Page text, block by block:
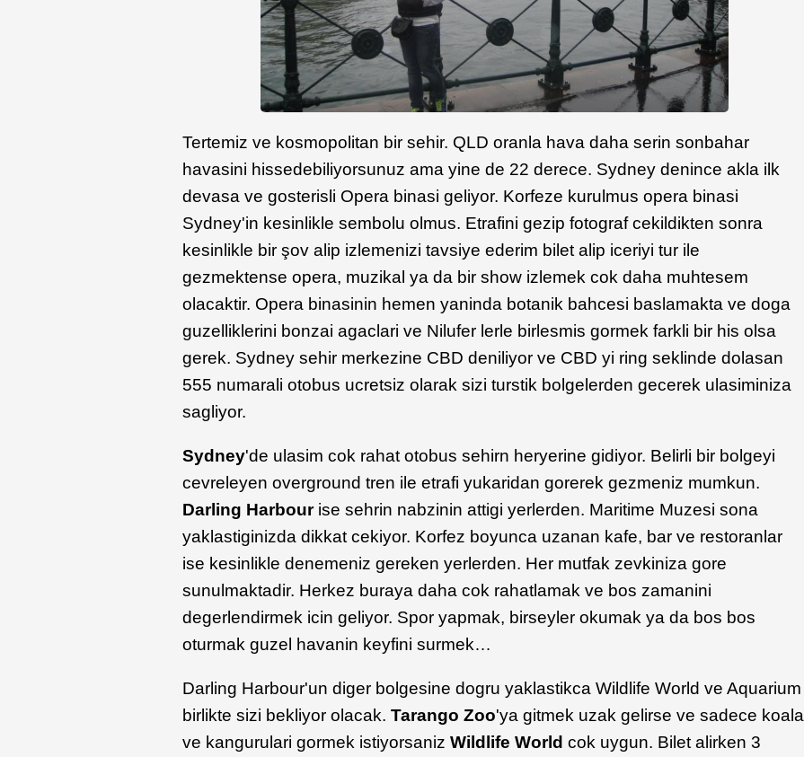
Tertemiz ve kosmopolitan bir sehir. QLD oranla hava daha serin sonbahar
havasini hissedebiliyorsunuz ama yine de 22 derece. Sydney denince akla ilk
devasa ve gosterisli Opera binasi geliyor. Korfeze kurulmus opera binasi
Sydney'in kesinlikle sembolu olmus. Etrafini gezip fotograf cekildikten sonra
kesinlikle bir şov alip izlemenizi tavsiye ederim bilet alip iceriyi tur ile
gezmektense opera, muzikal ya da bir show izlemek cok daha muhtesem
olacaktir. Opera binasinin hemen yaninda botanik bahcesi baslamakta ve doga
guzelliklerini bonzai agaclari ve Nilufer lerle birlesmis gormek farkli bir his olsa
gerek. Sydney sehir merkezine CBD deniliyor ve CBD yi ring seklinde dolasan
555 numarali otobus ucretsiz olarak sizi turstik bolgelerden gecerek ulasiminiza
sagliyor.
Sydney'de ulasim cok rahat otobus sehirn heryerine gidiyor. Belirli bir bolgeyi
cevreleyen overground tren ile etrafi yukaridan gorerek gezmeniz mumkun.
Darling Harbourise sehrin nabzinin attigi yerlerden. Maritime Muzesi sona
yaklastiginizda dikkat cekiyor. Korfez boyunca uzanan kafe, bar ve restoranlar
ise kesinlikle denemeniz gereken yerlerden. Her mutfak zevkiniza gore
sunulmaktadir. Herkez buraya daha cok rahatlamak ve bos zamanini
degerlendirmek icin geliyor. Spor yapmak, birseyler okumak ya da bos bos
oturmak guzel havanin keyfini surmek…
Darling Harbour'un diger bolgesine dogru yaklastikca Wildlife World ve Aquarium
birlikte sizi bekliyor olacak.Tarango Zoo'ya gitmek uzak gelirse ve sadece koala
ve kangurulari gormek istiyorsanizWildlife World cok uygun. Bilet alirken 3